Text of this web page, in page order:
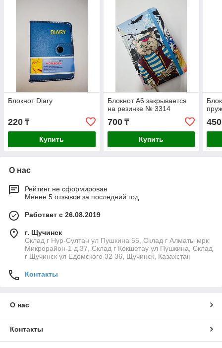
Блокнот Diary
220 ₸
Купить
Блокнот А6 закрывается
на резинке № 3314
700₸
Купить
450
О нас
Рейтинг не сформирован
Менее 5 отзывов за последний год
Работает с 26.08.2019
г. Щучинск
Склад г Нур-Султан ул Пушкина 55, Склад г Алматы мрк
Микрорайон-1 д 37, Склад г Кокшетау ул Пушкина, Склад
г Щучинск ул Едомского 32 36, Щучинск, Казахстан
Контакты
О нас
Контакты